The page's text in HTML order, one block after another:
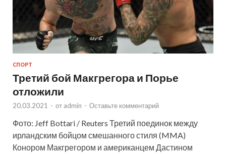
СПОРТ
Третий бой Макгрегора и Порье
отложили
20.03.2021 - от admin - Оставьте комментарий
Фото: Jeff Bottari / Reuters Третий поединок между
ирландским бойцом смешанного стиля (MMA)
Конором Макгрегором и американцем Дастином